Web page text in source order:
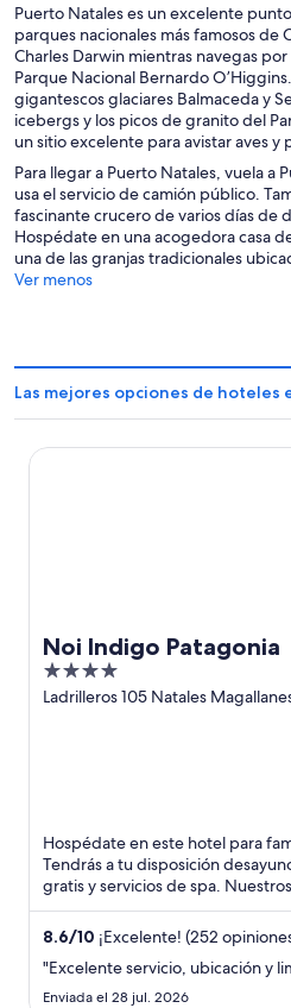
Puerto Natales es un excelente
parques nacionales más famosos de
Charles Darwin mientras navegas
Parque Nacional Bernardo
gigantescos glaciares Balmaceda y
icebergs y los picos de granito del
un sitio excelente para avistar aves y
Para llegar a Puerto Natales, vuela a
usa el servicio de camión público.
fascinante crucero de varios días de
Hospédate en una acogedora casa
una de las granjas tradicionales
Ver menos
Las mejores opciones de hoteles
Noi Indigo Patagonia
4
out
Ladrilleros 105 Natales
Hospédate en este hotel para
Tendrás a tu disposición
gratis y servicios de spa.
destacan la ...
8.6/10 ¡Excelente! (252
"Excelente servicio, ubicación y
Enviada el 28 jul. 2026
Noi Indigo Patagonia